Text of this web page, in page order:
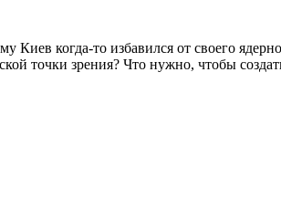
Киев когда-то избавился от своего
точки зрения? Что нужно, чтобы